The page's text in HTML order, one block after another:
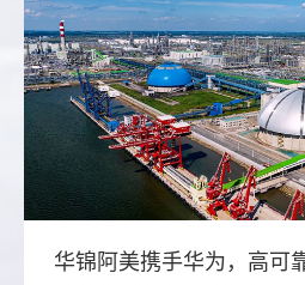
华锦阿美携手华为，高可